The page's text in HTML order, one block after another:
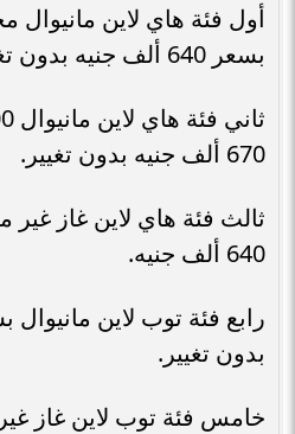
بسعر 640 ألف جنيه بدون تغيير.
670 ألف جنيه بدون تغيير.
ثالث فئة هاي لاين غاز غير
640 ألف جنيه.
بدون تغيير.
خامس فئة توب لاين غاز